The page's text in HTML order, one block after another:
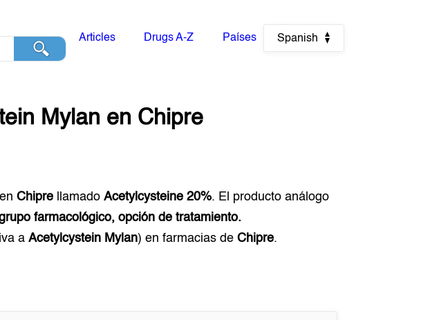
Articles Drugs A-Z Países Spanish
Mylan en Chipre
enChipre llamadoAcetylcysteine 20%. El producto análogo
farmacológico, opción de tratamiento.
aAcetylcystein Mylan) en farmacias deChipre.